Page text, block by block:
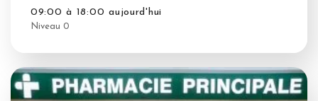
09:00 à 18:00 aujourd'hui
Niveau 0